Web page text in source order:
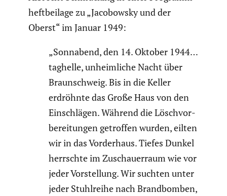
heft­bei­lage zu „Jacobowsky und der
Oberst“ im Januar 1949:
„Sonnabend, den 14. Oktober 1944…
taghelle, unheim­liche Nacht über
Braun­schweig. Bis in die Keller
erdröhnte das Große Haus von den
Einschlägen. Während die Lösch­vor­
be­rei­tungen getroffen wurden, eilten
wir in das Vorder­haus. Tiefes Dunkel
herrschte im Zuschau­er­raum wie vor
jeder Vorstel­lung. Wir suchten unter
jeder Stuhl­reihe nach Brand­bomben,